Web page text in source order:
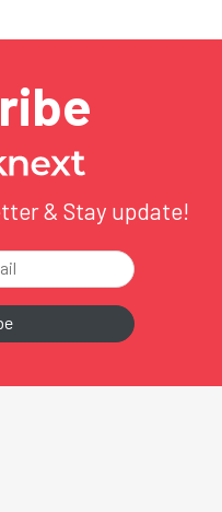
& Stay update!